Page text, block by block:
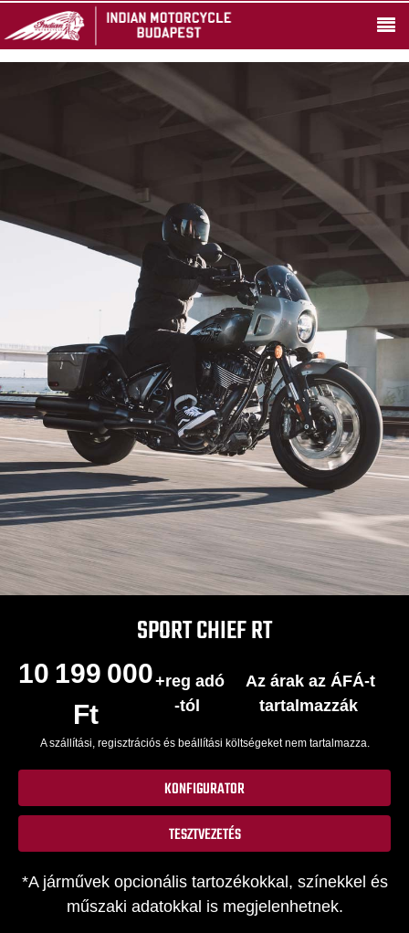
SPORT CHIEF RT
+reg adó
-tól
10 199 000
Ft
Az árak az ÁFÁ-t
tartalmazzák
A szállítási, regisztrációs és beállítási költségeket nem tartalmazza.
KONFIGURATOR
TESZTVEZETÉS
*A járművek opcionális tartozékokkal, színekkel és
műszaki adatokkal is megjelenhetnek.